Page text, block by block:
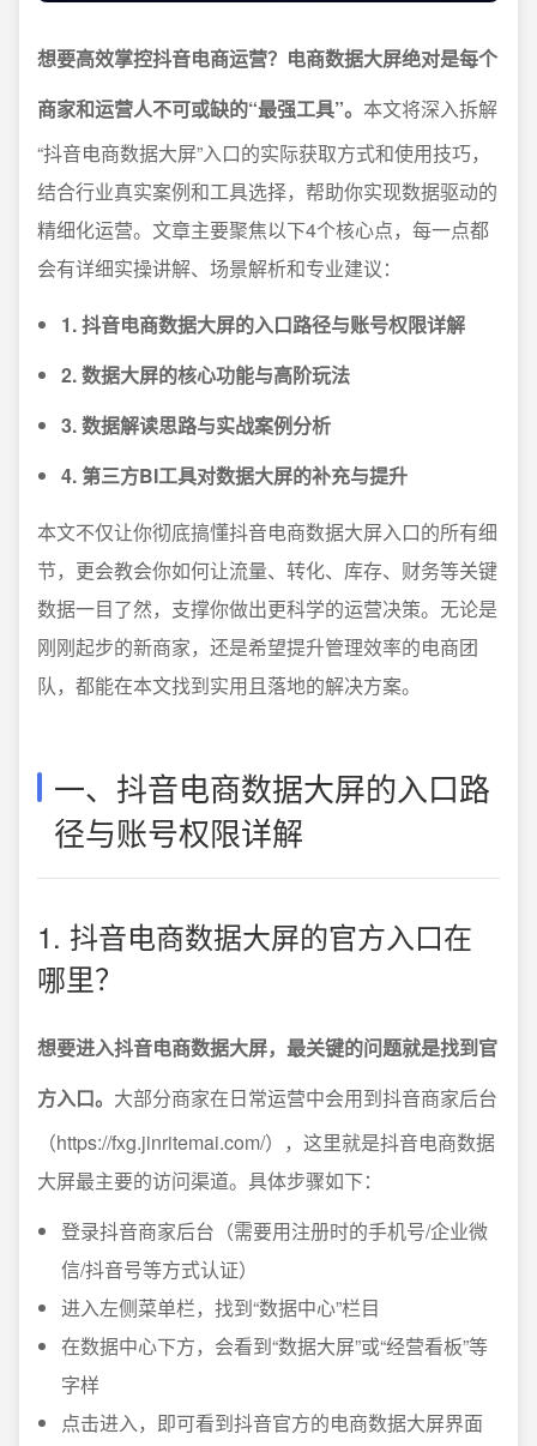
想要高效掌控抖音电商运营？电商数据大屏绝对是每个
商家和运营人不可或缺的“最强工具”。 本文将深入拆解
“抖音电商数据大屏”入口的实际获取方式和使用技巧，
结合行业真实案例和工具选择，帮助你实现数据驱动的
精细化运营。文章主要聚焦以下4个核心点，每一点都
会有详细实操讲解、场景解析和专业建议：
1. 抖音电商数据大屏的入口路径与账号权限详解
2. 数据大屏的核心功能与高阶玩法
3. 数据解读思路与实战案例分析
4. 第三方BI工具对数据大屏的补充与提升
本文不仅让你彻底搞懂抖音电商数据大屏入口的所有细
节，更会教会你如何让流量、转化、库存、财务等关键
数据一目了然，支撑你做出更科学的运营决策。无论是
刚刚起步的新商家，还是希望提升管理效率的电商团
队，都能在本文找到实用且落地的解决方案。
一、抖音电商数据大屏的入口路
径与账号权限详解
1. 抖音电商数据大屏的官方入口在
哪里？
想要进入抖音电商数据大屏，最关键的问题就是找到官
方入口。 大部分商家在日常运营中会用到抖音商家后台
（https://fxg.jinritemai.com/），这里就是抖音电商数据
大屏最主要的访问渠道。具体步骤如下：
登录抖音商家后台（需要用注册时的手机号/企业微
信/抖音号等方式认证）
进入左侧菜单栏，找到“数据中心”栏目
在数据中心下方，会看到“数据大屏”或“经营看板”等
字样
点击进入，即可看到抖音官方的电商数据大屏界面